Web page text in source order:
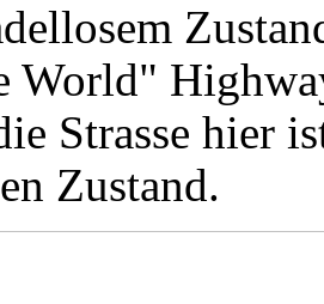
World"
Strasse hier
Zustand.